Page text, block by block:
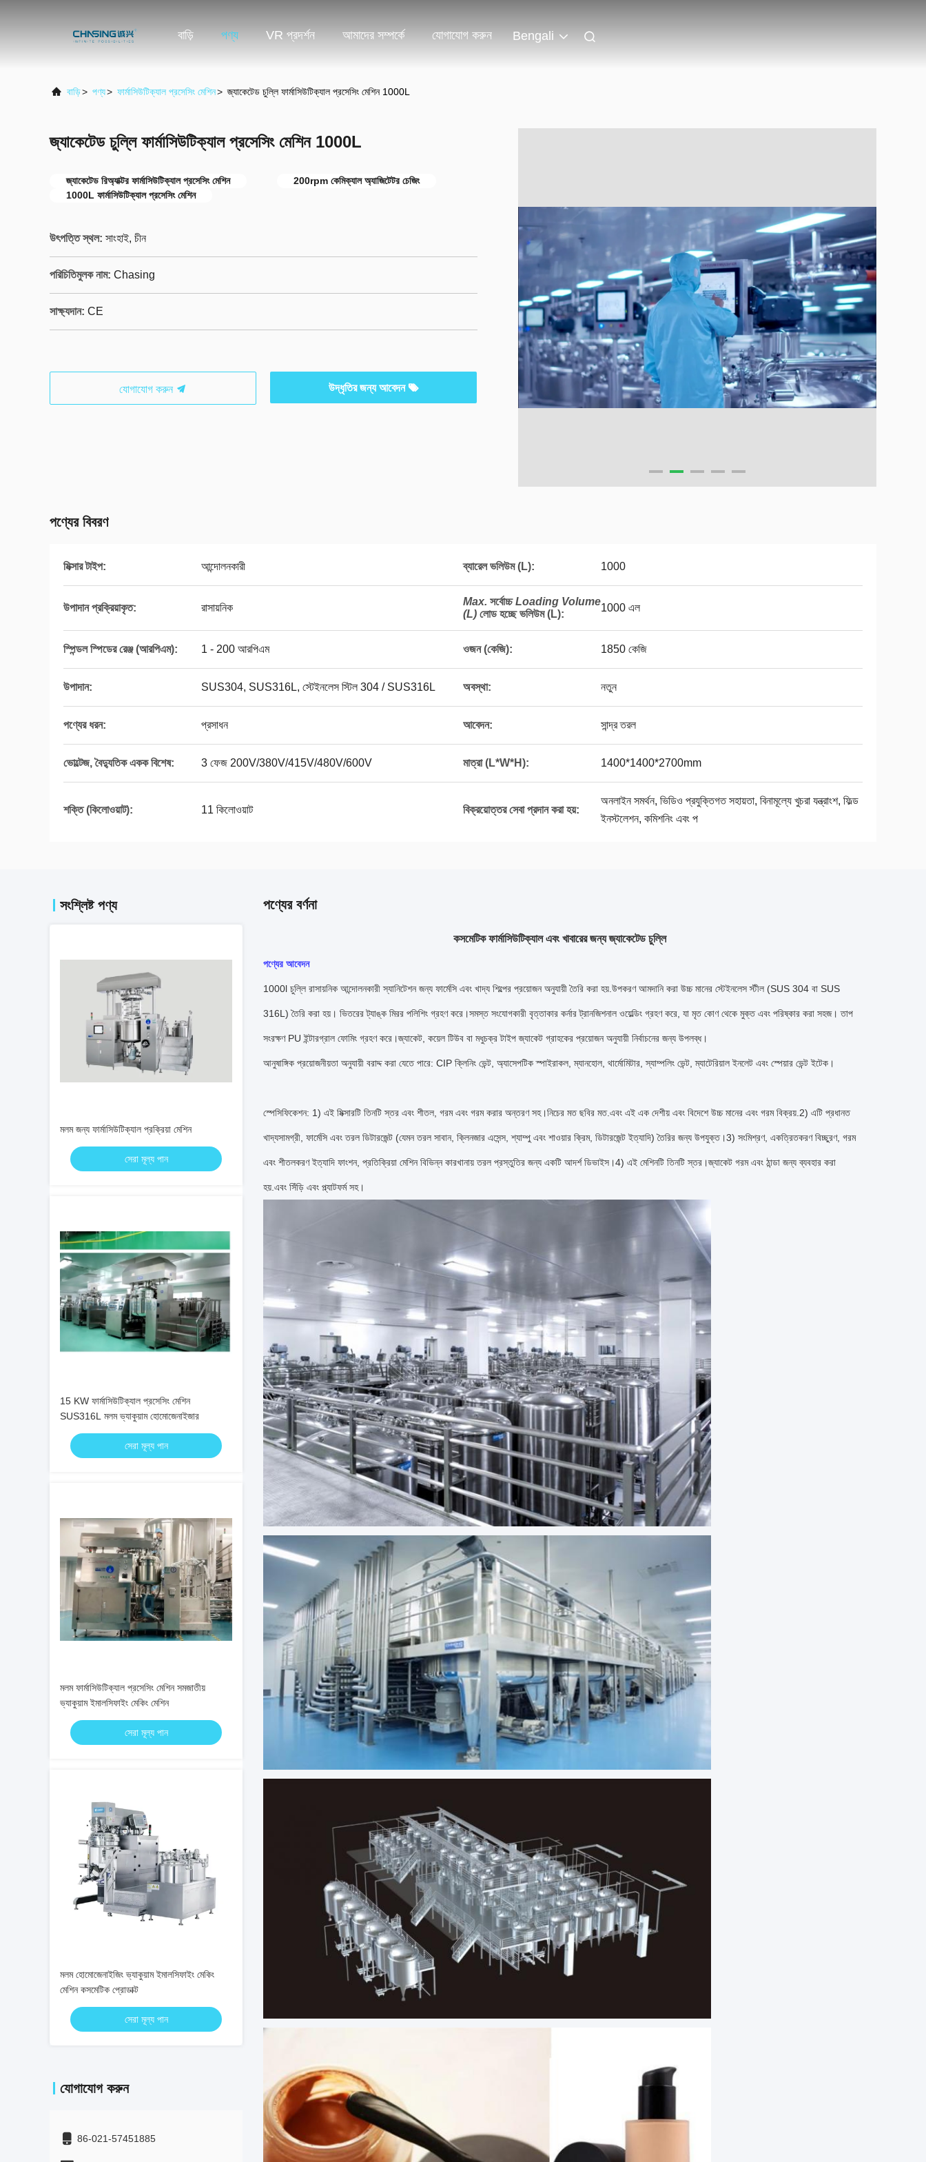
বাড়ি পণ্য VR প্রদর্শন আমাদের সম্পর্কে যোগাযোগ করুন Bengali
বাড়ি> পণ্য> ফার্মাসিউটিক্যাল প্রসেসিং মেশিন> জ্যাকেটেড চুল্লি ফার্মাসিউটিক্যাল প্রসেসিং মেশিন 1000L
জ্যাকেটেড চুল্লি ফার্মাসিউটিক্যাল প্রসেসিং মেশিন 1000L
জ্যাকেটেড রিঅ্যাক্টর ফার্মাসিউটিক্যাল প্রসেসিং মেশিন
200rpm কেমিক্যাল অ্যাজিটেটর চেজিং
1000L ফার্মাসিউটিক্যাল প্রসেসিং মেশিন
উৎপত্তি স্থল: সাংহাই, চীন
পরিচিতিমুলক নাম: Chasing
সাক্ষ্যদান: CE
যোগাযোগ করুন উদ্ধৃতির জন্য আবেদন
পণ্যের বিবরণ
মিক্সার টাইপ: আন্দোলনকারী ব্যারেল ভলিউম (L): 1000
উপাদান প্রক্রিয়াকৃত: রাসায়নিক
Max. সর্বোচ্চ Loading Volume
(L) লোড হচ্ছে ভলিউম (L):
1000 এল
স্পিন্ডল স্পিডের রেঞ্জ (আরপিএম): 1 - 200 আরপিএম ওজন (কেজি): 1850 কেজি
উপাদান: SUS304, SUS316L, স্টেইনলেস স্টিল 304 / SUS316L অবস্থা: নতুন
পণ্যের ধরন: প্রসাধন আবেদন: সান্দ্র তরল
ভোল্টেজ, বৈদ্যুতিক একক বিশেষ: 3 ফেজ 200V/380V/415V/480V/600V মাত্রা (L*W*H): 1400*1400*2700mm
শক্তি (কিলোওয়াট): 11 কিলোওয়াট বিক্রয়োত্তর সেবা প্রদান করা হয়:
অনলাইন সমর্থন, ভিডিও প্রযুক্তিগত সহায়তা, বিনামূল্যে খুচরা যন্ত্রাংশ, ফিল্ড
ইনস্টলেশন, কমিশনিং এবং প
সংশ্লিষ্ট পণ্য
মলম জন্য ফার্মাসিউটিক্যাল প্রক্রিয়া মেশিন
সেরা মূল্য পান
15 KW ফার্মাসিউটিক্যাল প্রসেসিং মেশিন
SUS316L মলম ভ্যাকুয়াম হোমোজেনাইজার
সেরা মূল্য পান
মলম ফার্মাসিউটিক্যাল প্রসেসিং মেশিন সমজাতীয়
ভ্যাকুয়াম ইমালসিফাইং মেকিং মেশিন
সেরা মূল্য পান
মলম হোমোজেনাইজিং ভ্যাকুয়াম ইমালসিফাইং মেকিং
মেশিন কসমেটিক প্রোডাক্ট
সেরা মূল্য পান
যোগাযোগ করুন
86-021-57451885
পণ্যের বর্ণনা
কসমেটিক ফার্মাসিউটিক্যাল এবং খাবারের জন্য জ্যাকেটেড চুল্লি
পণ্যের আবেদন
1000l চুল্লি রাসায়নিক আন্দোলনকারী স্যানিটেশন জন্য ফার্মেসি এবং খাদ্য শিল্পের প্রয়োজন অনুযায়ী তৈরি করা হয়.উপকরণ আমদানি করা উচ্চ মানের স্টেইনলেস স্টীল (SUS 304 বা SUS
316L) তৈরি করা হয়। ভিতরের ট্যাঙ্ক মিরর পলিশিং গ্রহণ করে।সমস্ত সংযোগকারী বৃত্তাকার কর্নার ট্রানজিশনাল ওয়েল্ডিং গ্রহণ করে, যা মৃত কোণ থেকে মুক্ত এবং পরিষ্কার করা সহজ। তাপ
সংরক্ষণ PU ইন্টারগ্রাল ফোমিং গ্রহণ করে।জ্যাকেট, কয়েল টিউব বা মধুচক্র টাইপ জ্যাকেট গ্রাহকের প্রয়োজন অনুযায়ী নির্বাচনের জন্য উপলব্ধ।
আনুষাঙ্গিক প্রয়োজনীয়তা অনুযায়ী বরাদ্দ করা যেতে পারে: CIP ক্লিনিং ভেন্ট, অ্যাসেপটিক স্পাইরাকল, ম্যানহোল, থার্মোমিটার, স্যাম্পলিং ভেন্ট, ম্যাটেরিয়াল ইনলেট এবং স্পেয়ার ভেন্ট ইটেক।
স্পেসিফিকেশন: 1) এই মিক্সারটি তিনটি স্তর এবং শীতল, গরম এবং গরম করার অন্তরণ সহ।নিচের মত ছবির মত.এবং এই এক দেশীয় এবং বিদেশে উচ্চ মানের এবং গরম বিক্রয়.2) এটি প্রধানত
খাদ্যসামগ্রী, ফার্মেসি এবং তরল ডিটারজেন্ট (যেমন তরল সাবান, ক্লিনজার এসেন্স, শ্যাম্পু এবং শাওয়ার ক্রিম, ডিটারজেন্ট ইত্যাদি) তৈরির জন্য উপযুক্ত।3) সংমিশ্রণ, একত্রিতকরণ বিচ্ছুরণ, গরম
এবং শীতলকরণ ইত্যাদি ফাংশন, প্রতিক্রিয়া মেশিন বিভিন্ন কারখানায় তরল প্রস্তুতির জন্য একটি আদর্শ ডিভাইস।4) এই মেশিনটি তিনটি স্তর।জ্যাকেট গরম এবং ঠান্ডা জন্য ব্যবহার করা
হয়.এবং সিঁড়ি এবং প্ল্যাটফর্ম সহ।